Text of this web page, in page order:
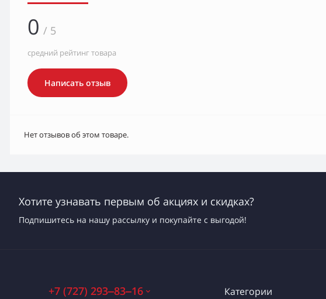
0 / 5
средний рейтинг товара
Написать отзыв
Нет отзывов об этом товаре.
Хотите узнавать первым об акциях и скидках?
Подпишитесь на нашу рассылку и покупайте с выгодой!
+7 (727) 293‒83‒16 Категории